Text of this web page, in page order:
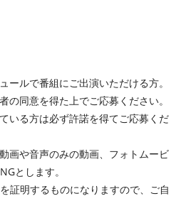
ールで番組にご出演いただける方。
の同意を得た上でご応募ください。
いる方は必ず許諾を得てご応募くだ
画や音声のみの動画、フォトムービ
とします。
証明するものになりますので、ご自